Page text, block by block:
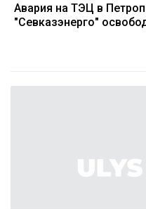
Авария на ТЭЦ в
"Севказэнерго"